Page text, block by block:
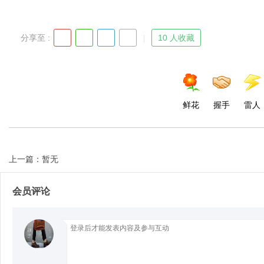
分享至 : 10 人收藏
鲜花 握手 雷人
上一篇：暂无
会员评论